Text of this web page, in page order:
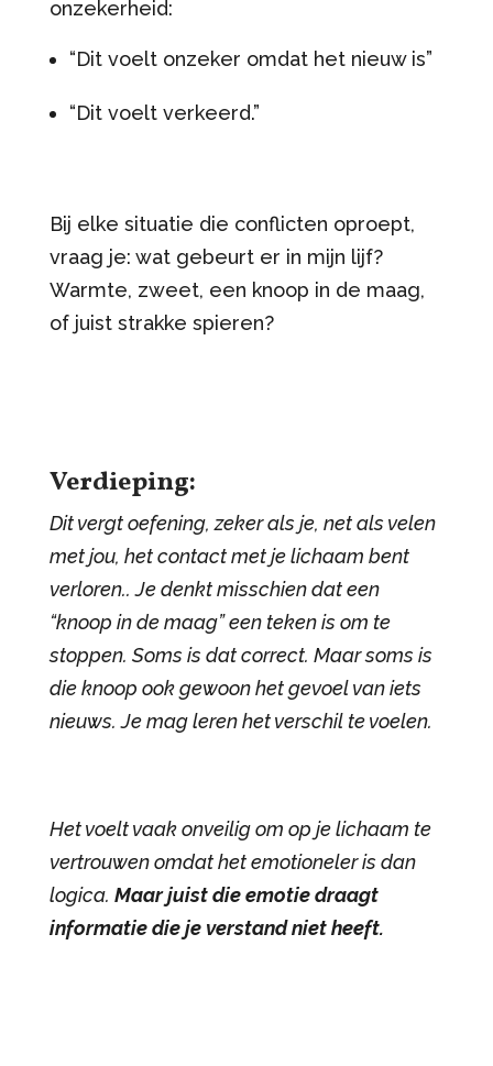
onzekerheid:
“Dit voelt onzeker omdat het nieuw is”
“Dit voelt verkeerd.”
Bij elke situatie die conflicten oproept,
vraag je: wat gebeurt er in mijn lijf?
Warmte, zweet, een knoop in de maag,
of juist strakke spieren?
Verdieping:
Dit vergt oefening, zeker als je, net als velen
met jou, het contact met je lichaam bent
verloren.. Je denkt misschien dat een
“knoop in de maag” een teken is om te
stoppen. Soms is dat correct. Maar soms is
die knoop ook gewoon het gevoel van iets
nieuws. Je mag leren het verschil te voelen.
Het voelt vaak onveilig om op je lichaam te
vertrouwen omdat het emotioneler is dan
logica. Maar juist die emotie draagt
informatie die je verstand niet heeft.